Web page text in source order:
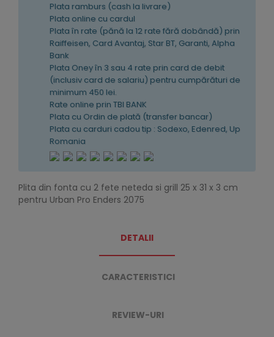
Plata ramburs (cash la livrare)
Plata online cu cardul
Plata în rate (pănă la 12 rate fără dobândă) prin
Raiffeisen, Card Avantaj, Star BT, Garanti, Alpha
Bank
Plata Oney în 3 sau 4 rate prin card de debit
(inclusiv card de salariu) pentru cumpărături de
minimum 450 lei.
Rate online prin TBI BANK
Plata cu Ordin de plată (transfer bancar)
Plata cu carduri cadou tip : Sodexo, Edenred, Up
Romania
Plita din fonta cu 2 fete neteda si grill 25 x 31 x 3 cm
pentru Urban Pro Enders 2075
DETALII
CARACTERISTICI
REVIEW-URI